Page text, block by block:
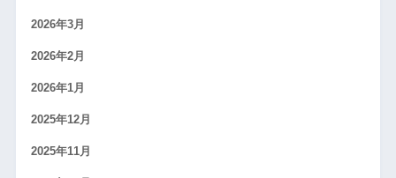
2026年3月
2026年2月
2026年1月
2025年12月
2025年11月